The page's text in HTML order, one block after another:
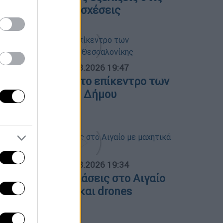
σχέσεις
06.08.2026 19:47
και Τούμπα στο επίκεντρο των
του Δήμου
06.08.2026 19:34
παραβιάσεις στο Αιγαίο
μαχητικά F-16 και drones